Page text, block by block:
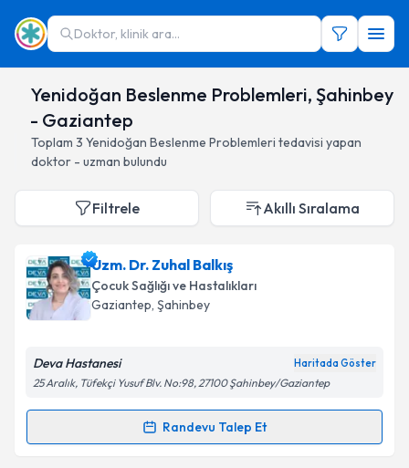
Doktor, klinik ara...
Yenidoğan Beslenme Problemleri, Şahinbey
- Gaziantep
Toplam 3 Yenidoğan Beslenme Problemleri tedavisi yapan
doktor - uzman bulundu
Filtrele Akıllı Sıralama
Uzm. Dr. Zuhal Balkış
Çocuk Sağlığı ve Hastalıkları
Gaziantep, Şahinbey
Deva Hastanesi Haritada Göster
25 Aralık, Tüfekçi Yusuf Blv. No:98, 27100 Şahinbey/Gaziantep
Randevu Talep Et
Randevu Takvimi Talebi